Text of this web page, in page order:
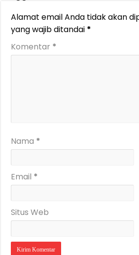
Alamat email Anda tidak akan
yang wajib ditandai *
Komentar *
Nama *
Email *
Situs Web